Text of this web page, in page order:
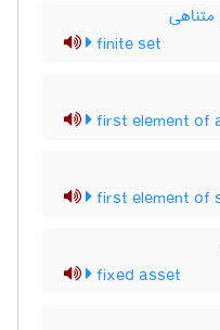
finite set
first element of
first element of
fixed asset